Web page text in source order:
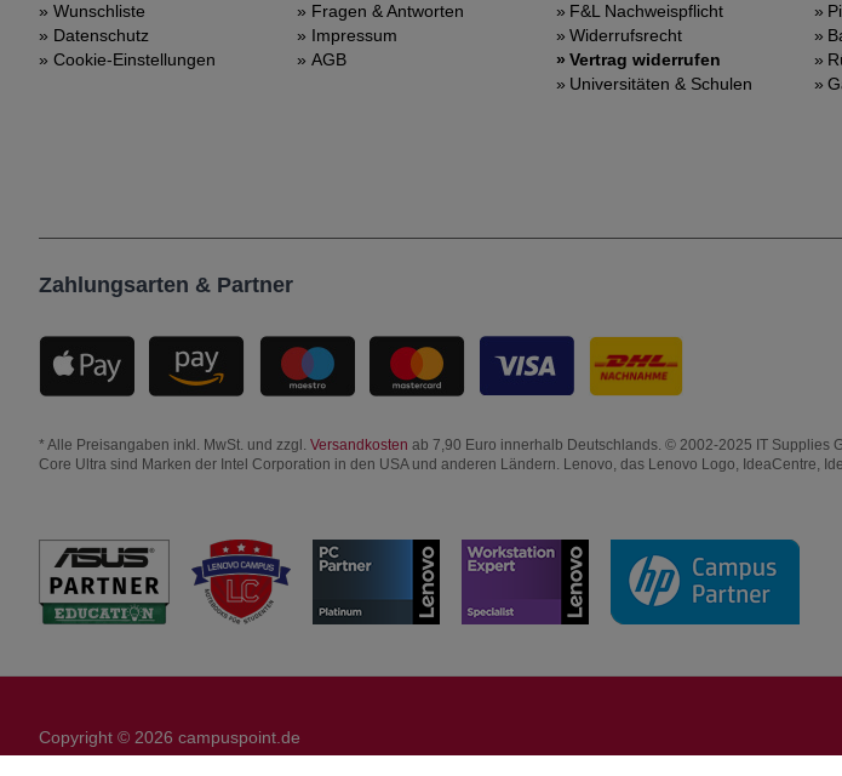
Wunschliste
Datenschutz
Cookie-Einstellungen
Fragen & Antworten
Impressum
AGB
F&L Nachweispflicht
Widerrufsrecht
Vertrag widerrufen
Universitäten & Schulen
Zahlungsarten & Partner
* Alle Preisangaben inkl. MwSt. und zzgl. Versandkosten ab 7,90 Euro innerhalb Deutschlands. © 2002-2025 IT Supplies
Core Ultra sind Marken der Intel Corporation in den USA und anderen Ländern. Lenovo, das Lenovo Logo, IdeaCentre,
Copyright © 2026 campuspoint.de